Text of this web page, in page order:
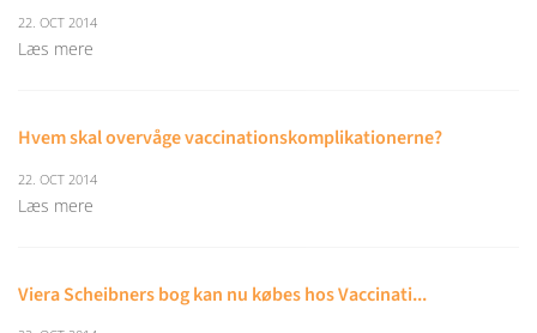
22. OCT 2014
Læs mere
Hvem skal overvåge vaccinationskomplikationerne?
22. OCT 2014
Læs mere
Viera Scheibners bog kan nu købes hos Vaccinati...